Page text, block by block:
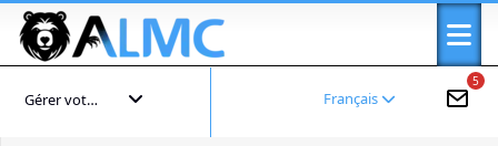
5
Français
Gérer votre compte